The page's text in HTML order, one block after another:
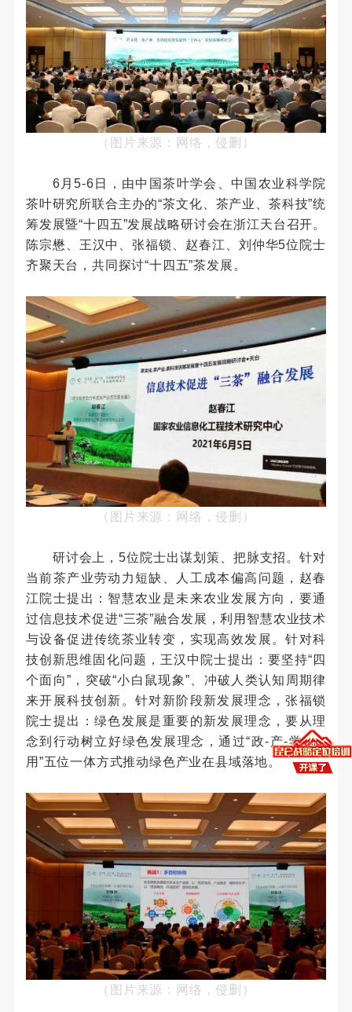
（图片来源：网络，侵删）
6月5-6日，由中国茶叶学会、中国农业科学院
茶叶研究所联合主办的“茶文化、茶产业、茶科技”统
筹发展暨“十四五”发展战略研讨会在浙江天台召开。
陈宗懋、王汉中、张福锁、赵春江、刘仲华5位院士
齐聚天台，共同探讨“十四五”茶发展。
（图片来源：网络，侵删）
研讨会上，5位院士出谋划策、把脉支招。针对
当前茶产业劳动力短缺、人工成本偏高问题，赵春
江院士提出：智慧农业是未来农业发展方向，要通
过信息技术促进“三茶”融合发展，利用智慧农业技术
与设备促进传统茶业转变，实现高效发展。针对科
技创新思维固化问题，王汉中院士提出：要坚持“四
个面向”，突破“小白鼠现象”、冲破人类认知周期律
来开展科技创新。针对新阶段新发展理念，张福锁
院士提出：绿色发展是重要的新发展理念，要从理
念到行动树立好绿色发展理念，通过“政-产-学-研-
用”五位一体方式推动绿色产业在县域落地。
（图片来源：网络，侵删）